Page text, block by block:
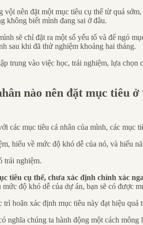
nên đặt một mục tiêu cụ thể từ quá
không biết mình đang sai ở đâu.
sẽ chỉ đặt ra một số yếu tố và để ngỏ
sau khi đã thử nghiệm khoảng hai tháng.
trung vào việc học, trải nghiệm, lựa
nào nên đặt mục tiêu ở
các mục tiêu cá nhân của mình, các mục
hiểu về mức độ khó dễ của nó, và hiểu
trải nghiệm.
tiêu cụ thể, chưa xác định chính xác
độ khó dễ của dự án, bạn sẽ có được
hoãn xác định mục tiêu này đạt hiệu quả
nghĩa chúng ta hành động một cách